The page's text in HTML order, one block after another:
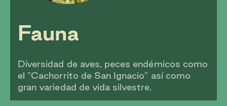
Fauna
Diversidad de aves, peces endémicos como
el "Cachorrito de San Ignacio" así como
gran variedad de vida silvestre.